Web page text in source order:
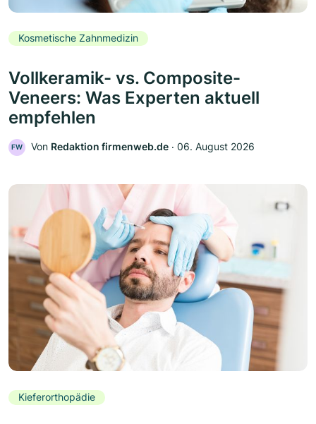
Kosmetische Zahnmedizin
Vollkeramik- vs. Composite-
Veneers: Was Experten aktuell
empfehlen
FW Von Redaktion firmenweb.de ‧ 06. August 2026
Kieferorthopädie